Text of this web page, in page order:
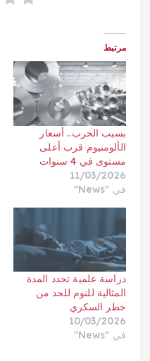
مرتبط
بسبب الحرب.. أسعار
الألومنيوم قرب أعلى
مستوى في 4 سنوات
11/03/2026
في "News"
دراسة علمية تحدد المدة
المثالية للنوم للحد من
خطر السكري
10/03/2026
في "News"